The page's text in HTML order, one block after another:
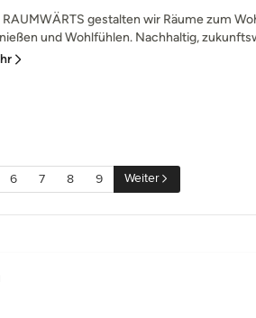
RAUMWÄRTS gestalten wir Räume zum
und Wohlfühlen. Nachhaltig,
6 7 8 9 Weiter